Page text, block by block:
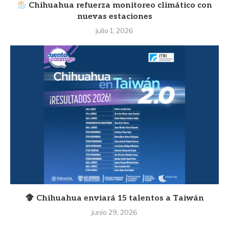
Chihuahua refuerza monitoreo climático con
nuevas estaciones
julio 1, 2026
Chihuahua enviará 15 talentos a Taiwán
junio 29, 2026